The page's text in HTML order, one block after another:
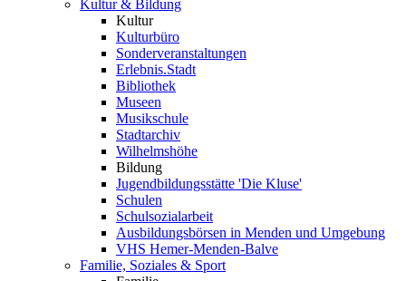
Kultur & Bildung
Kultur
Kulturbüro
Sonderveranstaltungen
Erlebnis.Stadt
Bibliothek
Museen
Musikschule
Stadtarchiv
Wilhelmshöhe
Bildung
Jugendbildungsstätte 'Die Kluse'
Schulen
Schulsozialarbeit
Ausbildungsbörsen in Menden und Umgebung
VHS Hemer-Menden-Balve
Familie, Soziales & Sport